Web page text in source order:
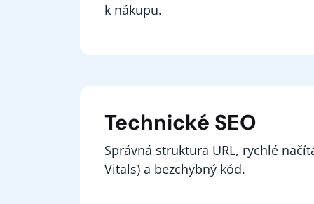
k nákupu.
Technické SEO
Správná struktura URL, rychlé
Vitals) a bezchybný kód.